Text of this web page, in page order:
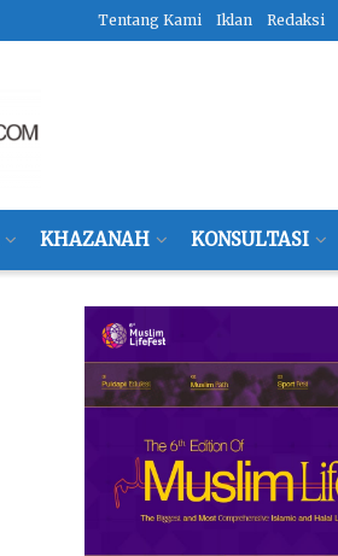
Tentang Kami Iklan Redaksi
KHAZANAH KONSULTASI